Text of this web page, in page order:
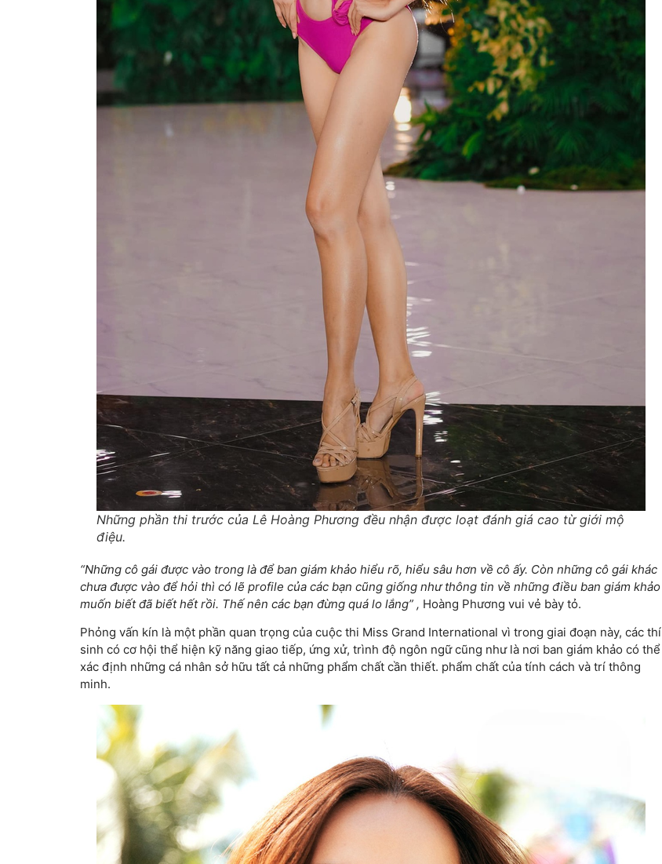
Những phần thi trước của Lê Hoàng Phương đều nhận được loạt đánh giá cao từ giới mộ
điệu.
“Những cô gái được vào trong là để ban giám khảo hiểu rõ, hiểu sâu hơn về cô ấy. Còn những cô gái khác
chưa được vào để hỏi thì có lẽ profile của các bạn cũng giống như thông tin về những điều ban giám khảo
muốn biết đã biết hết rồi. Thế nên các bạn đừng quá lo lắng” , Hoàng Phương vui vẻ bày tỏ.
Phỏng vấn kín là một phần quan trọng của cuộc thi Miss Grand International vì trong giai đoạn này, các thí
sinh có cơ hội thể hiện kỹ năng giao tiếp, ứng xử, trình độ ngôn ngữ cũng như là nơi ban giám khảo có thể
xác định những cá nhân sở hữu tất cả những phẩm chất cần thiết. phẩm chất của tính cách và trí thông
minh.